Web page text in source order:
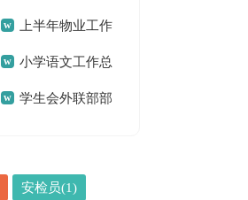
总结(15篇)
上半年物业工作
总结小学语文工作总
结15篇学生会外联部部
安检员(1)